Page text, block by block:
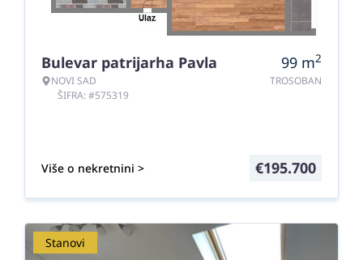
Bulevar patrijarha Pavla
NOVI SAD
ŠIFRA: #575319
99 m2
TROSOBAN
Više o nekretnini > €195.700
Stanovi